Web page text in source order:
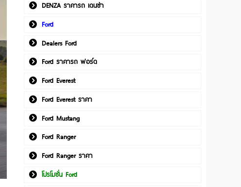
DENZA ราคารถ เดนซ่า
Ford
Dealers Ford
Ford ราคารถ ฟอร์ด
Ford Everest
Ford Everest ราคา
Ford Mustang
Ford Ranger
Ford Ranger ราคา
โปรโมชั่น Ford